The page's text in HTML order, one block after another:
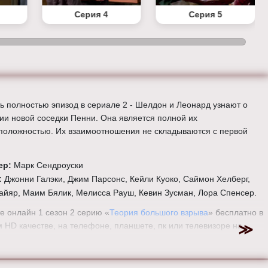
Серия 4 Серия 5
полностью эпизод в сериале 2 - Шелдон и Леонард узнают о
новой соседки Пенни. Она является полной их
Их взаимоотношения не складываются с первой
Марк Сендроуски
Джонни Галэки, Джим Парсонс, Кейли Куоко, Саймон Хелберг,
Маим Бялик, Мелисса Рауш, Кевин Зусман, Лора Спенсер.
онлайн 1 сезон 2 серию «Теория большого взрыва» бесплатно в
качестве, на телефоне, планшете, пк или телевизоре на